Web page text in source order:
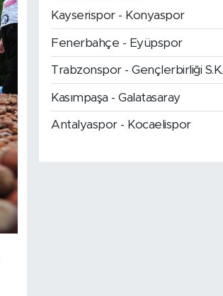
Kayserispor - Konyaspor
Fenerbahçe - Eyüpspor
Trabzonspor - Gençlerbirliği S.K.
Kasımpaşa - Galatasaray
Antalyaspor - Kocaelispor